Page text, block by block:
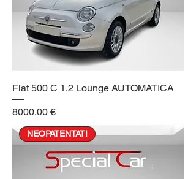
Fiat 500 C 1.2 Lounge AUTOMATICA
Prezzo
8000,00 €
NEOPATENTATI